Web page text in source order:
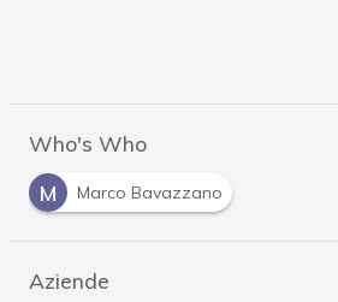
Who's Who
M
Marco Bavazzano
Aziende